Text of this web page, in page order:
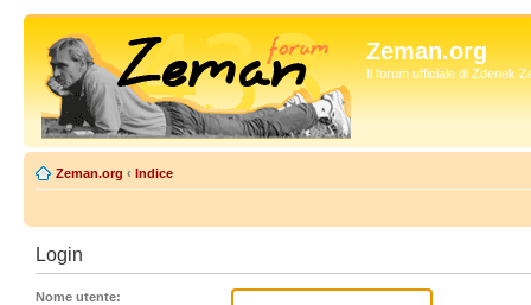
Zeman.org
Il forum ufficiale di Zdenek
Zeman.org ‹ Indice
Login
Nome utente: